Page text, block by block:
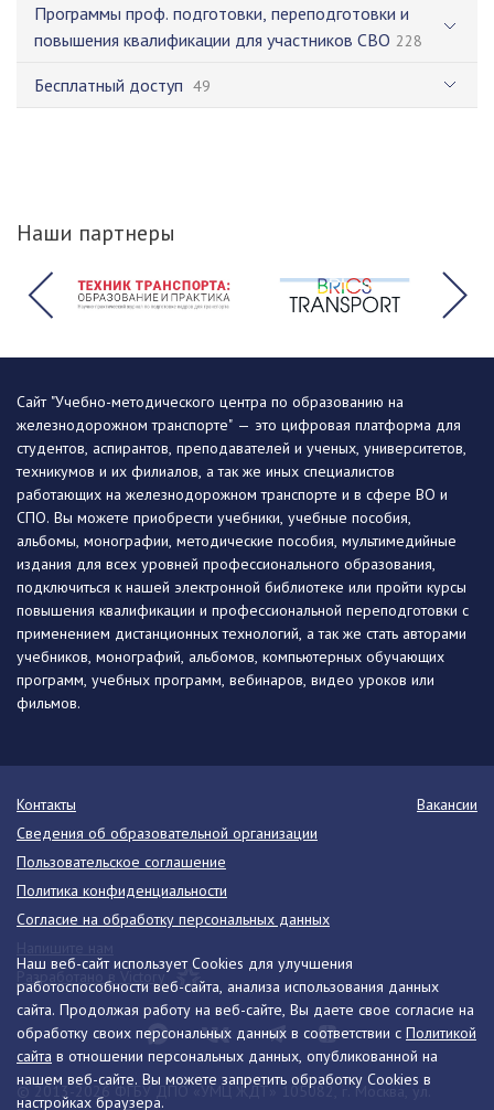
Программы проф. подготовки, переподготовки и
повышения квалификации для участников СВО 228
Бесплатный доступ 49
Наши партнеры
Наш веб-сайт использует Cookies для улучшения
работоспособности веб-сайта, анализа использования данных
сайта. Продолжая работу на веб-сайте, Вы даете свое согласие на
обработку своих персональных данных в соответствии с Политикой
сайта в отношении персональных данных, опубликованной на
нашем веб-сайте. Вы можете запретить обработку Cookies в
настройках браузера.
Сайт "Учебно-методического центра по образованию на
железнодорожном транспорте" — это цифровая платформа для
студентов, аспирантов, преподавателей и ученых, университетов,
техникумов и их филиалов, а так же иных специалистов
работающих на железнодорожном транспорте и в сфере ВО и
СПО. Вы можете приобрести учебники, учебные пособия,
альбомы, монографии, методические пособия, мультимедийные
издания для всех уровней профессионального образования,
подключиться к нашей электронной библиотеке или пройти курсы
повышения квалификации и профессиональной переподготовки с
применением дистанционных технологий, а так же стать авторами
учебников, монографий, альбомов, компьютерных обучающих
программ, учебных программ, вебинаров, видео уроков или
фильмов.
© 2013-2026 ФГБУ ДПО «УМЦ ЖДТ» 105082, г. Москва, ул.
Контакты
Вакансии
Сведения об образовательной организации
Пользовательское соглашение
Политика конфиденциальности
Согласие на обработку персональных данных
Разработано в Victory